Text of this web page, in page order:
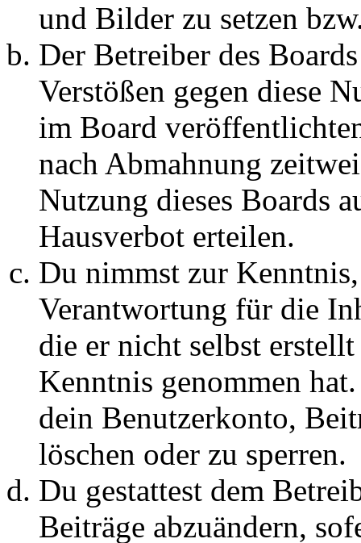
und Bilder zu setzen
Der Betreiber des
Verstößen gegen diese
im Board
nach Abmahnung
Nutzung dieses Boards
Hausverbot erteilen.
Du nimmst zur
Verantwortung für die
die er nicht selbst
Kenntnis genommen
dein Benutzerkonto,
löschen oder zu sperren.
Du gestattest dem
Beiträge abzuändern,